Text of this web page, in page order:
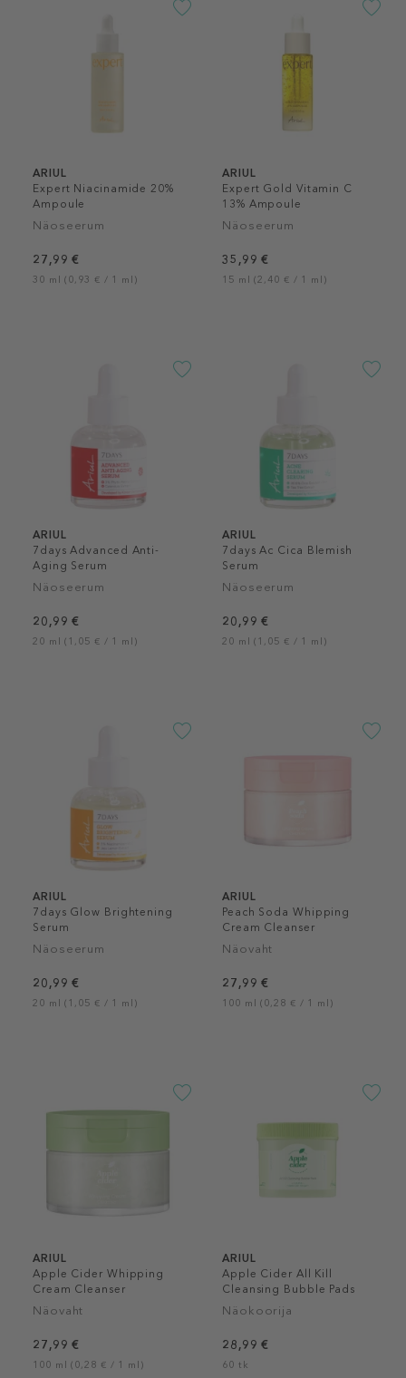
ARIUL
Expert Niacinamide 20%
Ampoule
Näoseerum
27,99 €
30 ml (0,93 € / 1 ml)
ARIUL
Expert Gold Vitamin C
13% Ampoule
Näoseerum
35,99 €
15 ml (2,40 € / 1 ml)
ARIUL
7days Advanced Anti-
Aging Serum
Näoseerum
20,99 €
20 ml (1,05 € / 1 ml)
ARIUL
7days Ac Cica Blemish
Serum
Näoseerum
20,99 €
20 ml (1,05 € / 1 ml)
ARIUL
7days Glow Brightening
Serum
Näoseerum
20,99 €
20 ml (1,05 € / 1 ml)
ARIUL
Peach Soda Whipping
Cream Cleanser
Näovaht
27,99 €
100 ml (0,28 € / 1 ml)
ARIUL
Apple Cider Whipping
Cream Cleanser
Näovaht
27,99 €
100 ml (0,28 € / 1 ml)
ARIUL
Apple Cider All Kill
Cleansing Bubble Pads
Näokoorija
28,99 €
60 tk